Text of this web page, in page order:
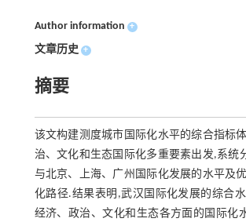
Author information +
文章历史 +
摘要
该文构建测度城市国际化水平的综合指标
治、文化和生态国际化多重要素出发,系统
与北京、上海、广州国际化发展的水平及
化路径.结果表明,武汉国际化发展的综合
经济、政治、文化和生态各方面的国际化